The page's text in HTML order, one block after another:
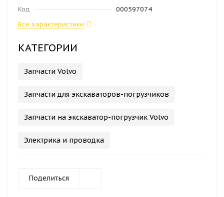
Код
000597074
Все характеристики
КАТЕГОРИИ
Запчасти Volvo
Запчасти для экскаваторов-погрузчиков
Запчасти на экскаватор-погрузчик Volvo
Электрика и проводка
Поделиться